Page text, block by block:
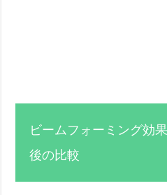
ビームフォーミング効
後の比較